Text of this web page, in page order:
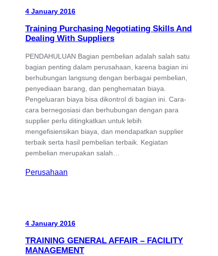
4 January 2016
Training Purchasing Negotiating Skills And
Dealing With Suppliers
PENDAHULUAN Bagian pembelian adalah salah satu
bagian penting dalam perusahaan, karena bagian ini
berhubungan langsung dengan berbagai pembelian,
penyediaan barang, dan penghematan biaya.
Pengeluaran biaya bisa dikontrol di bagian ini. Cara-
cara bernegosiasi dan berhubungan dengan para
supplier perlu ditingkatkan untuk lebih
mengefisiensikan biaya, dan mendapatkan supplier
terbaik serta hasil pembelian terbaik. Kegiatan
pembelian merupakan salah…
Perusahaan
4 January 2016
TRAINING GENERAL AFFAIR – FACILITY
MANAGEMENT